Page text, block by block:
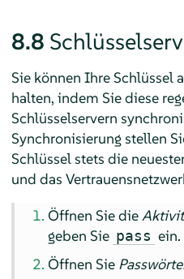
8.8
Sie können Ihre Schlüssel
halten, indem Sie diese
Schlüsselservern
Synchronisierung stellen
Schlüssel stets die
und das
Öffnen Sie die
geben Sie pass ein.
Öffnen Sie